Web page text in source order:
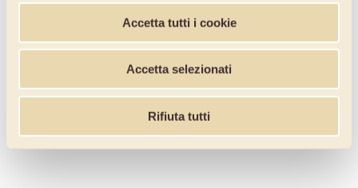
Accetta tutti i cookie
Accetta selezionati
Rifiuta tutti